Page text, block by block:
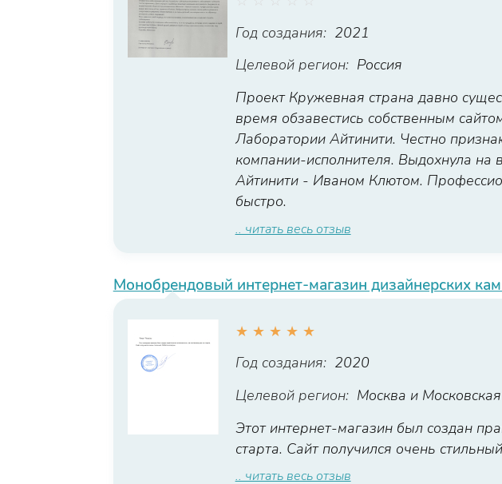
Год создания: 2021
Целевой регион: Россия
Проект Кружевная страна давно
время обзавестись собственным
Лаборатории Айтинити. Честно
компании-исполнителя. Выдохнула на
Айтинити - Иваном Клютом.
быстро.
.. читать весь отзыв
Монобрендовый интернет-магазин дизайнерских
★ ★ ★ ★ ★
Год создания: 2020
Целевой регион: Москва и
Этот интернет-магазин был создан
старта. Сайт получился очень
.. читать весь отзыв